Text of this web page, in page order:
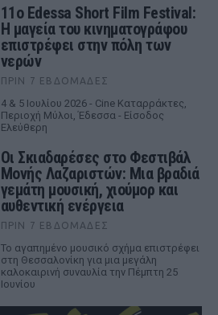
11ο Edessa Short Film Festival:
Η μαγεία του κινηματογράφου
επιστρέφει στην πόλη των
νερών
ΠΡΙΝ 7 ΕΒΔΟΜΆΔΕΣ
4 & 5 Ιουλίου 2026 - Cine Καταρράκτες,
Περιοχή Μύλοι, Έδεσσα - Είσοδος
Ελεύθερη
Οι Σκιαδαρέσες στο Φεστιβάλ
Μονής Λαζαριστών: Μια βραδιά
γεμάτη μουσική, χιούμορ και
αυθεντική ενέργεια
ΠΡΙΝ 7 ΕΒΔΟΜΆΔΕΣ
Το αγαπημένο μουσικό σχήμα επιστρέφει
στη Θεσσαλονίκη για μια μεγάλη
καλοκαιρινή συναυλία την Πέμπτη 25
Ιουνίου